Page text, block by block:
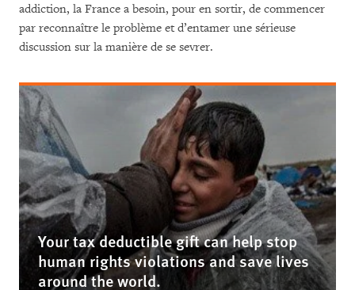
addiction, la France a besoin, pour en sortir, de commencer
par reconnaître le problème et d’entamer une sérieuse
discussion sur la manière de se sevrer.
Your tax deductible gift can help stop
human rights violations and save lives
around the world.